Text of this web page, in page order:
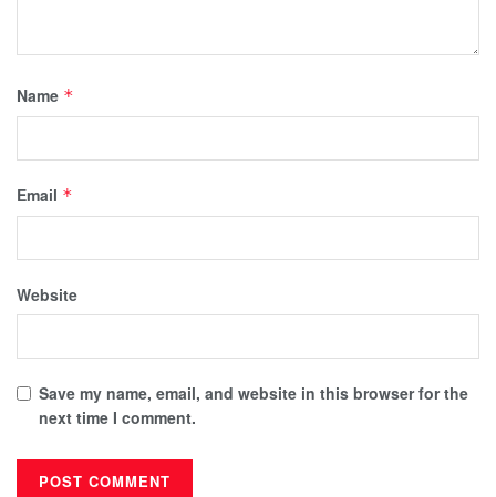
Name *
Email *
Website
Save my name, email, and website in this browser for the
next time I comment.